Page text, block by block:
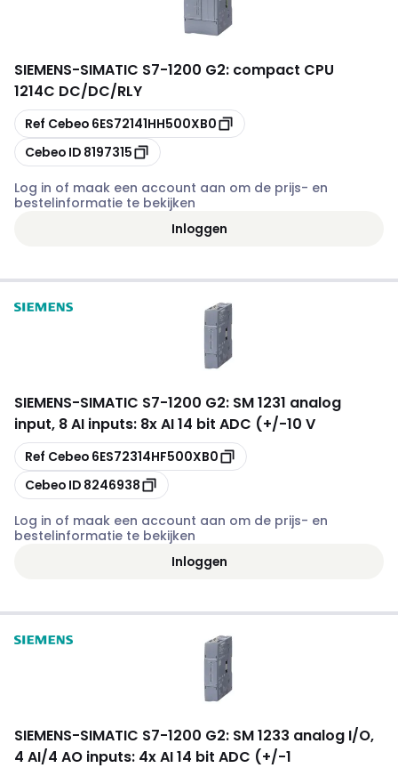
SIEMENS-SIMATIC S7-1200 G2: compact CPU
1214C DC/DC/RLY
Kopiëren
Ref Cebeo 6ES72141HH500XB0
Kopiëren
Cebeo ID 8197315
Log in of maak een account aan om de prijs- en
bestelinformatie te bekijken
Inloggen
SIEMENS-SIMATIC S7-1200 G2: SM 1231 analog
input, 8 AI inputs: 8x AI 14 bit ADC (+/-10 V
Kopiëren
Ref Cebeo 6ES72314HF500XB0
Kopiëren
Cebeo ID 8246938
Log in of maak een account aan om de prijs- en
bestelinformatie te bekijken
Inloggen
SIEMENS-SIMATIC S7-1200 G2: SM 1233 analog I/O,
4 AI/4 AO inputs: 4x AI 14 bit ADC (+/-1